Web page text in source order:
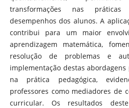
transformações nas
desempenhos dos alunos. A
contribui para um maior
aprendizagem matemática,
resolução de problemas e
implementação destas
na prática pedagógica,
professores como mediadores de
curricular. Os resultados